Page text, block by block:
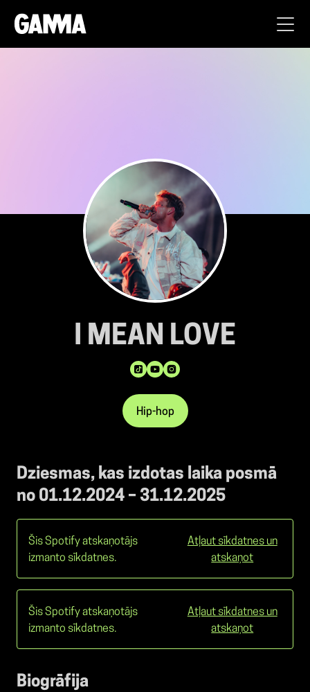
I MEAN LOVE
Hip-hop
Dziesmas, kas izdotas laika posmā
no 01.12.2024 – 31.12.2025
Šis Spotify atskaņotājs
izmanto sīkdatnes.
Atļaut sīkdatnes un
atskaņot
Šis Spotify atskaņotājs
izmanto sīkdatnes.
Atļaut sīkdatnes un
atskaņot
Biogrāfija